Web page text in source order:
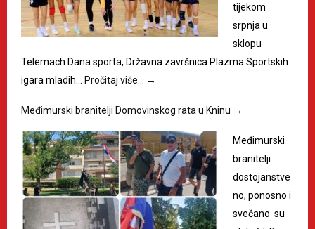
tijekom
srpnja u
sklopu
Telemach Dana sporta, Državna završnica Plazma Sportskih
igara mladih… Pročitaj više… →
Međimurski branitelji Domovinskog rata u Kninu →
Međimurski
branitelji
dostojanstve
no, ponosno i
svečano su